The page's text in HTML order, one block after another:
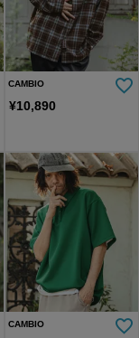
CAMBIO
¥10,890
CAMBIO